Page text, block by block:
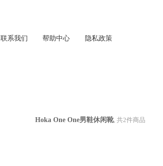
联系我们 帮助中心 隐私政策
Hoka One One男鞋休闲靴, 共2件商品